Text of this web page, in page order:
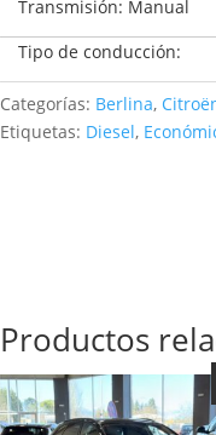
Transmisión: Manual
Tipo de conducción:
Categorías: Berlina,
Etiquetas: Diesel,
Productos